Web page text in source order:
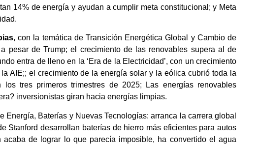
14% de energía y ayudan a cumplir meta constitucional; y Meta
, con la temática de Transición Energética Global y Cambio de
pesar de Trump; el crecimiento de las renovables supera al de
entra de lleno en la ‘Era de la Electricidad’, con un crecimiento
AIE;; el crecimiento de la energía solar y la eólica cubrió toda la
tres primeros trimestres de 2025; Las energías renovables
inversionistas giran hacia energías limpias.
Energía, Baterías y Nuevas Tecnologías: arranca la carrera global
Stanford desarrollan baterías de hierro más eficientes para autos
de lograr lo que parecía imposible, ha convertido el agua